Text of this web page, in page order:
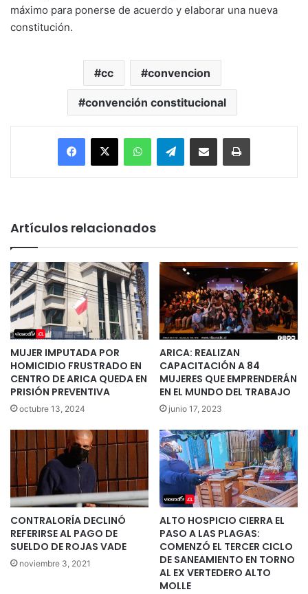
máximo para ponerse de acuerdo y elaborar una nueva
constitución.
cc convencion
convención constitucional
Facebook
X WhatsAppTelegramEnviar vía email Imprimir
Artículos relacionados
MUJER IMPUTADA POR
HOMICIDIO FRUSTRADO EN
CENTRO DE ARICA QUEDA EN
PRISIÓN PREVENTIVA
octubre 13, 2024
ARICA: REALIZAN
CAPACITACIÓN A 84
MUJERES QUE EMPRENDERÁN
EN EL MUNDO DEL TRABAJO
junio 17, 2023
CONTRALORÍA DECLINÓ
REFERIRSE AL PAGO DE
SUELDO DE ROJAS VADE
noviembre 3, 2021
ALTO HOSPICIO CIERRA EL
PASO A LAS PLAGAS:
COMENZÓ EL TERCER CICLO
DE SANEAMIENTO EN TORNO
AL EX VERTEDERO ALTO
MOLLE